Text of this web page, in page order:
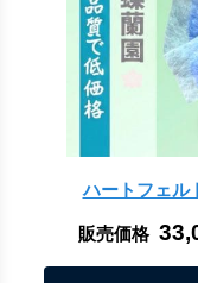
ハートフェル
販売価格